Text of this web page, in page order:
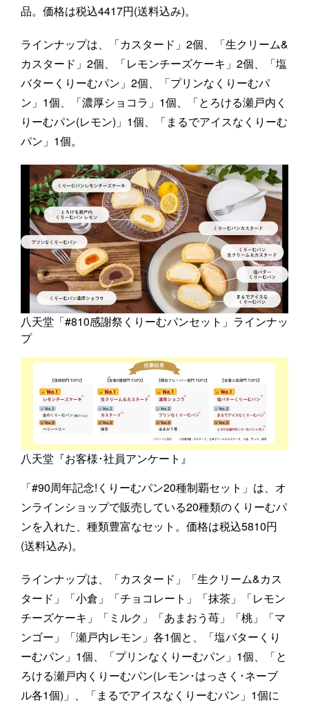
品。価格は税込4417円(送料込み)。
ラインナップは、「カスタード」2個、「生クリーム&
カスタード」2個、「レモンチーズケーキ」2個、「塩
バターくりーむパン」2個、「プリンなくりーむパ
ン」1個、「濃厚ショコラ」1個、「とろける瀬戸内く
りーむパン(レモン)」1個、「まるでアイスなくりーむ
パン」1個。
八天堂「#810感謝祭くりーむパンセット」ラインナッ
プ
八天堂『お客様･社員アンケート』
「#90周年記念!くりーむパン20種制覇セット」は、オ
ンラインショップで販売している20種類のくりーむパ
ンを入れた、種類豊富なセット。価格は税込5810円
(送料込み)。
ラインナップは、「カスタード」「生クリーム&カス
タード」「小倉」「チョコレート」「抹茶」「レモン
チーズケーキ」「ミルク」「あまおう苺」「桃」「マ
ンゴー」「瀬戸内レモン」各1個と、「塩バターくり
ーむパン」1個、「プリンなくりーむパン」1個、「と
ろける瀬戸内くりーむパン(レモン･はっさく･ネーブ
ル各1個)」、「まるでアイスなくりーむパン」1個に